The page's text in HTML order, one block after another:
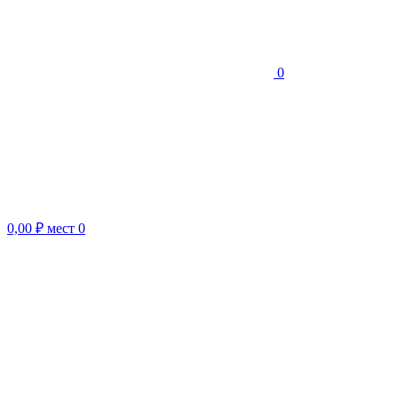
0
0,00 ₽ мест 0